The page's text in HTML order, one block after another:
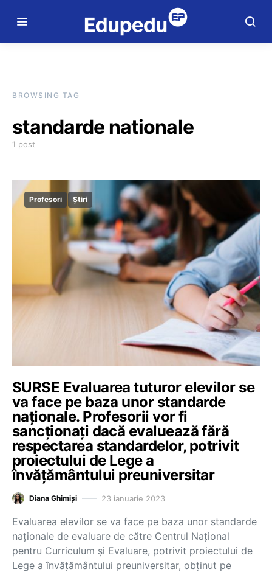
BROWSING TAG
standarde nationale
1 post
Profesori Știri
SURSE Evaluarea tuturor elevilor se
va face pe baza unor standarde
naționale. Profesorii vor fi
sancționați dacă evaluează fără
respectarea standardelor, potrivit
proiectului de Lege a
învățământului preuniversitar
Diana Ghimiși 23 ianuarie 2023
Evaluarea elevilor se va face pe baza unor standarde
naționale de evaluare de către Centrul Naţional
pentru Curriculum şi Evaluare, potrivit proiectului de
Lege a învățământului preuniversitar, obținut pe